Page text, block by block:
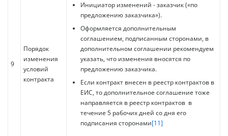
9
Порядок
изменения
условий
контракта
Инициатор изменений - заказчик («по
предложению заказчика»).
Оформляется дополнительным
соглашением, подписанным сторонами, в
дополнительном соглашении рекомендуем
указать, что изменения вносятся по
предложению заказчика.
Если контракт внесен в реестр контрактов в
ЕИС, то дополнительное соглашение тоже
направляется в реестр контрактов в
течение 5 рабочих дней со дня его
подписания сторонами[11]